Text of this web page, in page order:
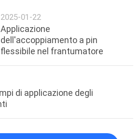
2025-01-22
Applicazione
dell'accoppiamento a pin
flessibile nel frantumatore
di applicazione degli